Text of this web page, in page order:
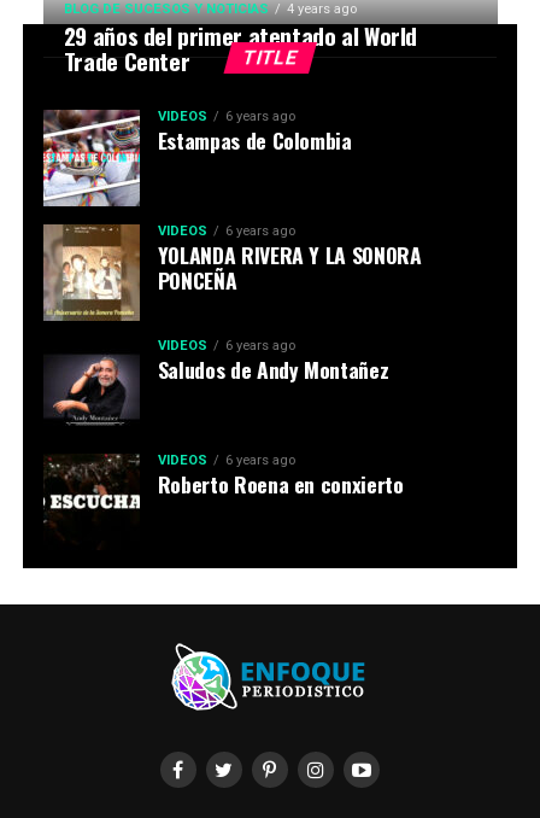
TITLE
BLOG DE SUCESOS Y NOTICIAS 4 years ago
29 años del primer atentado al World
Trade Center
VIDEOS 6 years ago
Estampas de Colombia
VIDEOS 6 years ago
YOLANDA RIVERA Y LA SONORA
PONCEÑA
VIDEOS 6 years ago
Saludos de Andy Montañez
VIDEOS 6 years ago
Roberto Roena en conxierto